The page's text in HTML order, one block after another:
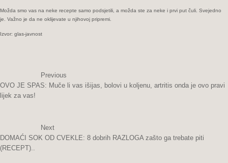
Možda smo vas na neke recepte samo podsjetili, a možda ste za neke i prvi put čuli. Svejedno
je. Važno je da ne oklijevate u njihovoj pripremi.
Izvor: glas-javnost
Previous
OVO JE SPAS: Muče li vas išijas, bolovi u koljenu, artritis onda je ovo pravi
lijek za vas!
Next
DOMAĆI SOK OD CVEKLE: 8 dobrih RAZLOGA zašto ga trebate piti
(RECEPT)..